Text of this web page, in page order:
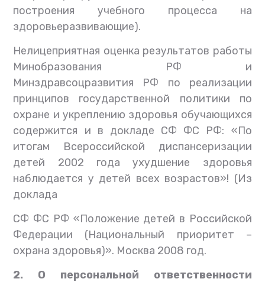
построения учебного процесса на
здоровьеразвивающие).
Нелицеприятная оценка результатов работы
Минобразования РФ и
Минздравсоцразвития РФ по реализации
принципов государственной политики по
охране и укреплению здоровья обучающихся
содержится и в докладе СФ ФС РФ: «По
итогам Всероссийской диспансеризации
детей 2002 года ухудшение здоровья
наблюдается у детей всех возрастов»! (Из
доклада
СФ ФС РФ «Положение детей в Российской
Федерации (Национальный приоритет –
охрана здоровья)». Москва 2008 год.
2. О персональной ответственности